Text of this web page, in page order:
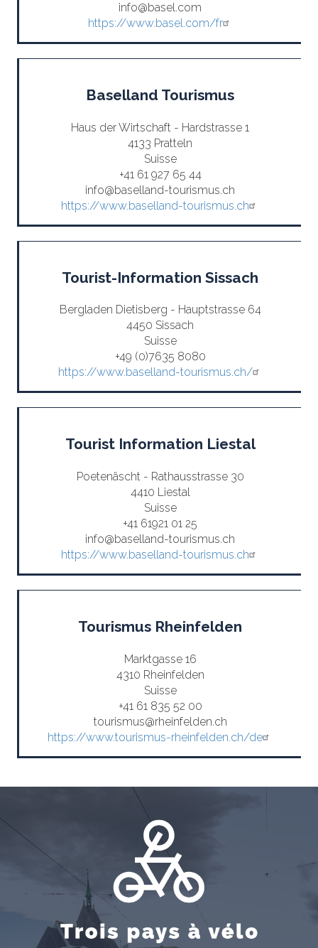
info@basel.com
https://www.basel.com/fr
Baselland Tourismus
Haus der Wirtschaft - Hardstrasse 1
4133 Pratteln
Suisse
+41 61 927 65 44
info@baselland-tourismus.ch
https://www.baselland-tourismus.ch
Tourist-Information Sissach
Bergladen Dietisberg - Hauptstrasse 64
4450 Sissach
Suisse
+49 (0)7635 8080
https://www.baselland-tourismus.ch/
Tourist Information Liestal
Poetenäscht - Rathausstrasse 30
4410 Liestal
Suisse
+41 61921 01 25
info@baselland-tourismus.ch
https://www.baselland-tourismus.ch
Tourismus Rheinfelden
Marktgasse 16
4310 Rheinfelden
Suisse
+41 61 835 52 00
tourismus@rheinfelden.ch
https://www.tourismus-rheinfelden.ch/de